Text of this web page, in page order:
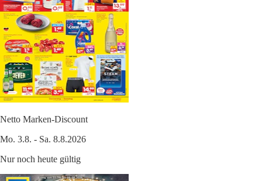
Netto Marken-Discount
Mo. 3.8. - Sa. 8.8.2026
Nur noch heute gültig